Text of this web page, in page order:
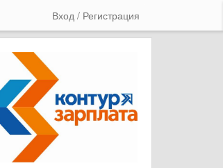
Вход / Регистрация